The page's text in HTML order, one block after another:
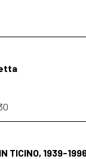
TICINO, 1939-